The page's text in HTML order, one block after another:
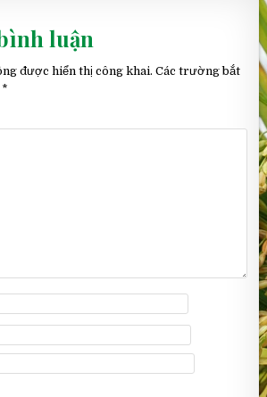
luận
được hiển thị công khai. Các trường bắt
*